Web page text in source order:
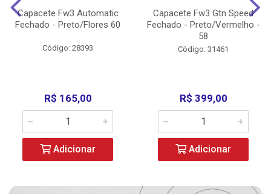
Capacete Fw3 Automatic
Fechado - Preto/Flores 60
Código: 28393
R$ 165,00
Adicionar
Capacete Fw3 Gtn Speed
Fechado - Preto/Vermelho -
58
Código: 31461
R$ 399,00
Adicionar